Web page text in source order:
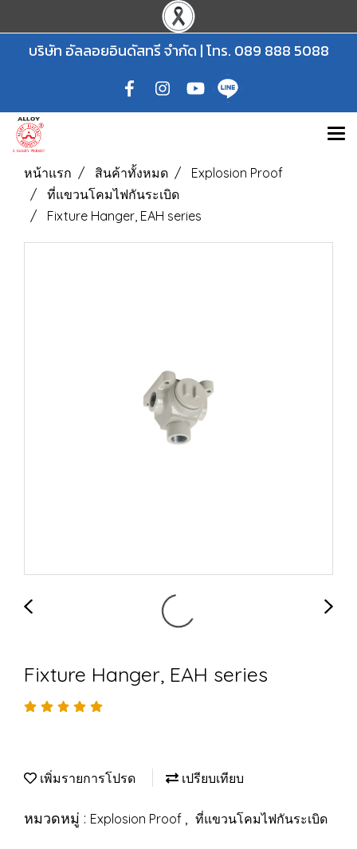
บริษัท อัลลอยอินดัสทรี จำกัด | โทร. 089 888 5088
หน้าแรก สินค้าทั้งหมด
Explosion Proof
ที่แขวนโคมไฟกันระเบิด
Fixture Hanger, EAH series
Fixture Hanger, EAH series
เพิ่มรายการโปรด เปรียบเทียบ
หมวดหมู่ : Explosion Proof , ที่แขวนโคมไฟกันระเบิด